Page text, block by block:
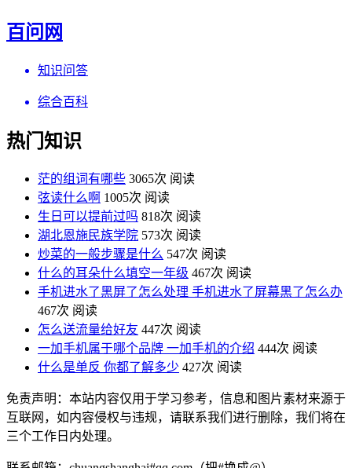
百问网
知识问答
综合百科
热门知识
茫的组词有哪些 3065次 阅读
弦读什么啊 1005次 阅读
生日可以提前过吗 818次 阅读
湖北恩施民族学院 573次 阅读
炒菜的一般步骤是什么 547次 阅读
什么的耳朵什么填空一年级 467次 阅读
手机进水了黑屏了怎么处理 手机进水了屏幕黑了怎么办
467次 阅读
怎么送流量给好友 447次 阅读
一加手机属于哪个品牌 一加手机的介绍 444次 阅读
什么是单反 你都了解多少 427次 阅读
免责声明：本站内容仅用于学习参考，信息和图片素材来源于
互联网，如内容侵权与违规，请联系我们进行删除，我们将在
三个工作日内处理。